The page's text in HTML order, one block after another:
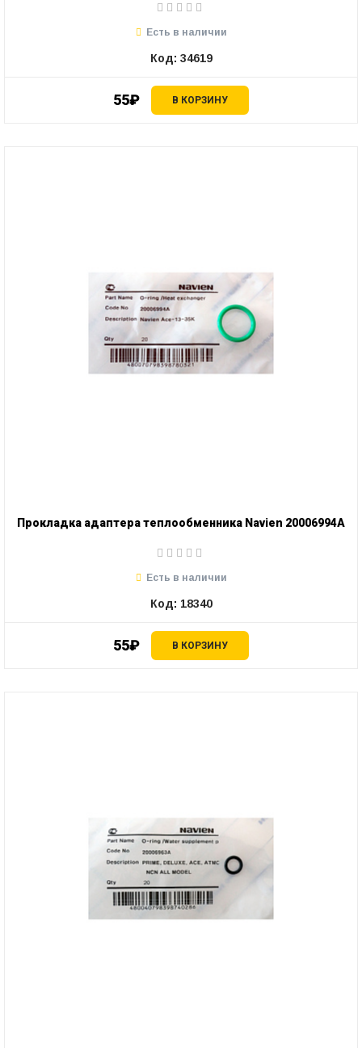
55₽ В КОРЗИНУ
Есть в наличии
Код: 34619
Прокладка адаптера теплообменника Navien 20006994A
55₽ В КОРЗИНУ
Есть в наличии
Код: 18340